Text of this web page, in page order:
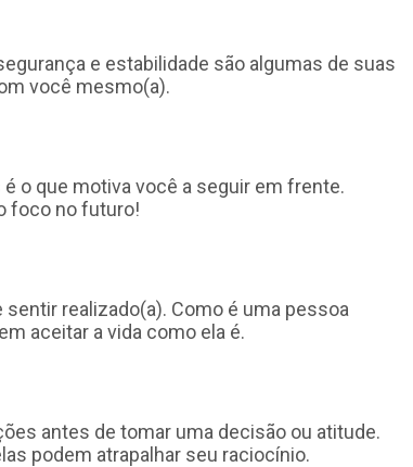
e estabilidade são algumas de suas
você mesmo(a).
o que motiva você a seguir em frente.
foco no futuro!
realizado(a). Como é uma pessoa
aceitar a vida como ela é.
antes de tomar uma decisão ou atitude.
podem atrapalhar seu raciocínio.